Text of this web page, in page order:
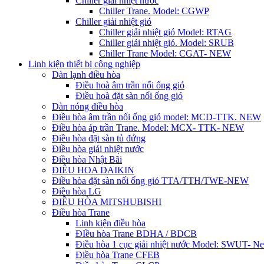
Chiller Trane. Model: CGWP
Chiller giải nhiệt gió
Chiller giải nhiệt gió Model: RTAG
Chiller giải nhiệt gió. Model: SRUB
Chiller Trane Model: CGAT- NEW
Linh kiện thiết bị công nghiệp
Dàn lạnh điều hòa
Điều hoà âm trần nối ống gió
Điều hoà đặt sàn nối ống gió
Dàn nóng điều hòa
Điều hòa âm trần nối ống gió model: MCD-TTK. NEW
Điều hòa áp trần Trane. Model: MCX- TTK- NEW
Điều hòa đặt sàn tủ đứng
Điều hòa giải nhiệt nước
Điều hòa Nhật Bãi
ĐIÊU HOA DAIKIN
Điều hòa đặt sàn nối ống gió TTA/TTH/TWE-NEW
Điều hòa LG
ĐIỀU HÒA MITSHUBISHI
Điều hòa Trane
Linh kiện điều hòa
ĐIều hòa Trane BDHA / BDCB
Điều hòa 1 cục giải nhiệt nước Model: SWUT-
Điều hòa Trane CFEB